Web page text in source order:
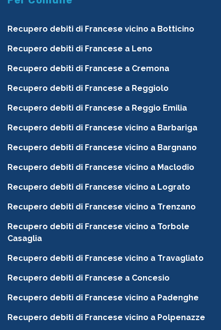
Recupero debiti di Francese vicino a Botticino
Recupero debiti di Francese a Leno
Recupero debiti di Francese a Cremona
Recupero debiti di Francese a Reggiolo
Recupero debiti di Francese a Reggio Emilia
Recupero debiti di Francese vicino a Barbariga
Recupero debiti di Francese vicino a Bargnano
Recupero debiti di Francese vicino a Maclodio
Recupero debiti di Francese vicino a Lograto
Recupero debiti di Francese vicino a Trenzano
Recupero debiti di Francese vicino a Torbole
Casaglia
Recupero debiti di Francese vicino a Travagliato
Recupero debiti di Francese a Concesio
Recupero debiti di Francese vicino a Padenghe
Recupero debiti di Francese vicino a Polpenazze